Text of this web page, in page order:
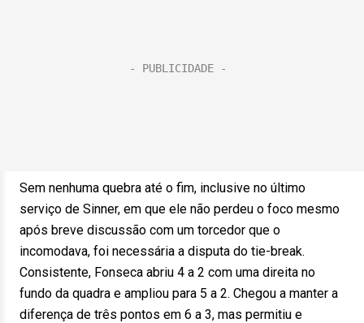
Sem nenhuma quebra até o fim, inclusive no último
serviço de Sinner, em que ele não perdeu o foco mesmo
após breve discussão com um torcedor que o
incomodava, foi necessária a disputa do tie-break.
Consistente, Fonseca abriu 4 a 2 com uma direita no
fundo da quadra e ampliou para 5 a 2. Chegou a manter a
diferença de três pontos em 6 a 3, mas permitiu e